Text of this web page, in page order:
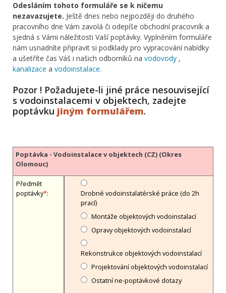
Odesláním tohoto formuláře se k ničemu
nezavazujete. Ještě dnes nebo nejpozději do druhého
pracovního dne Vám zavolá či odepíše obchodní pracovník a
sjedná s Vámi náležitosti Vaší poptávky. Vyplněním formuláře
nám usnadníte připravit si podklady pro vypracování nabídky
a ušetříte čas Váš i našich odborníků na vodovody ,
kanalizace a vodoinstalace.
Pozor ! Požadujete-li jiné práce nesouvisející
s vodoinstalacemi v objektech, zadejte
poptávku jiným formulářem.
Poptávka - Vodoinstalace v objektech (CZ) (Okres
Olomouc)
Předmět
poptávky*:
Drobné vodoinstalatérské práce (do 2h
prací)
Montáže objektových vodoinstalací
Opravy objektových vodoinstalací
Rekonstrukce objektových vodoinstalací
Projektování objektových vodoinstalací
Ostatní ne-poptávkové dotazy